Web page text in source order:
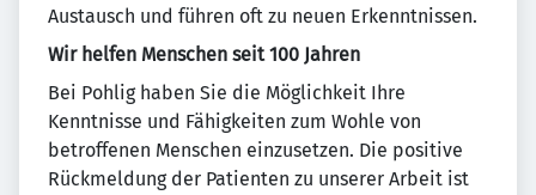
Austausch und führen oft zu neuen Erkenntnissen.
Wir helfen Menschen seit 100 Jahren
Bei Pohlig haben Sie die Möglichkeit Ihre
Kenntnisse und Fähigkeiten zum Wohle von
betroffenen Menschen einzusetzen. Die positive
Rückmeldung der Patienten zu unserer Arbeit ist